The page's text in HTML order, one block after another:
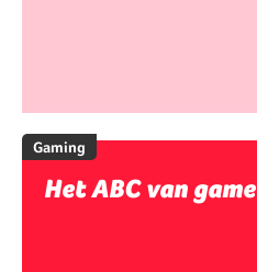
Gaming
Het ABC van